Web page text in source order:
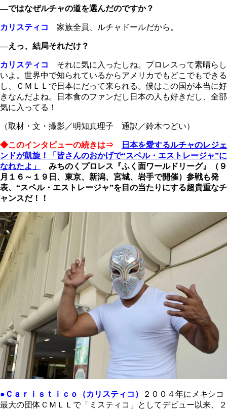
―ではなぜルチャの道を選んだのですか？
カリスティコ 家族全員、ルチャドールだから。
―えっ、結局それだけ？
カリスティコ
それに気に入ったしね。プロレスって素晴らし
いよ。世界中で知られているからアメリカでもどこでもできる
し、ＣＭＬＬで日本にだって来られる。僕はこの国が本当に好
きなんだよね。日本食のファンだし日本の人も好きだし、全部
気に入ってる！
（取材・文・撮影／明知真理子 通訳／鈴木つどい）
◆このインタビューの続きは⇒
日本を愛するルチャのレジェ
ンドが凱旋！「皆さんのおかげで“スペル・エストレージャ”に
なれたよ」
みちのくプロレス『ふく面ワールドリーグ』（９
月１６～１９日、東京、新潟、宮城、岩手で開催）参戦も発
表、“スペル・エストレージャ”を目の当たりにする超貴重なチ
ャンスだ！！
●Ｃａｒｉｓｔｉｃｏ（カリスティコ）
２００４年にメキシコ
最大の団体ＣＭＬＬで「ミスティコ」としてデビュー以来、２